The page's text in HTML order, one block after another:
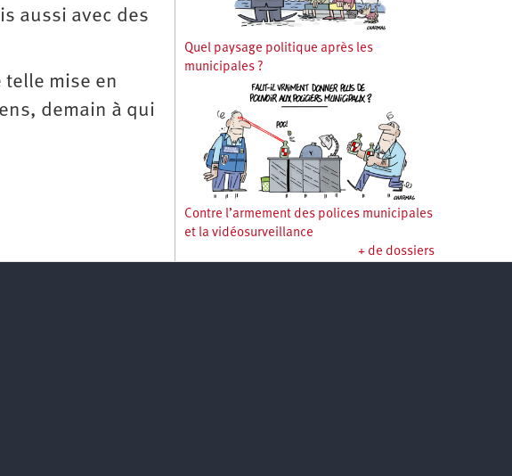
aussi avec des
mise en
demain à qui
Quel paysage politique après les
municipales ?
Contre l’armement des polices municipales
et la vidéosurveillance
+ de dossiers